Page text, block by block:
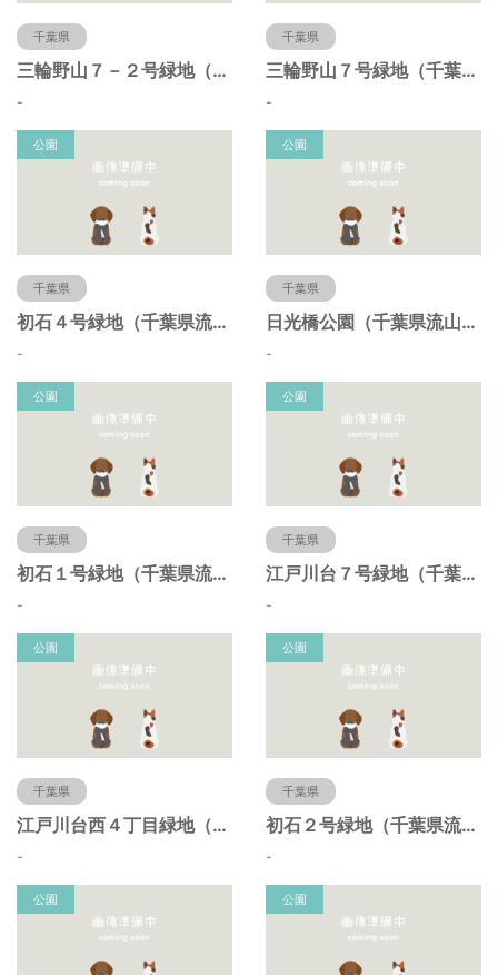
千葉県
三輪野山７－２号緑地（千葉県流山市）
-
千葉県
三輪野山７号緑地（千葉県流山市）
-
公園
千葉県
初石４号緑地（千葉県流山市）
-
公園
千葉県
日光橋公園（千葉県流山市）
-
公園
千葉県
初石１号緑地（千葉県流山市）
-
公園
千葉県
江戸川台７号緑地（千葉県流山市）
-
公園
千葉県
江戸川台西４丁目緑地（千葉県流山市）
-
公園
千葉県
初石２号緑地（千葉県流山市）
-
公園 公園